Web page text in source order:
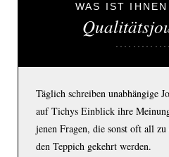
WAS IST IHNEN
Täglich schreiben unabhängige
auf Tichys Einblick ihre
jenen Fragen, die sonst oft all
den Teppich gekehrt werden.